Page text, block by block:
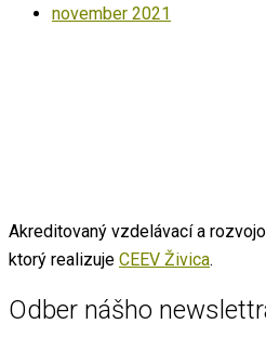
november 2021
Akreditovaný vzdelávací a
ktorý realizuje CEEV Živica.
Odber nášho